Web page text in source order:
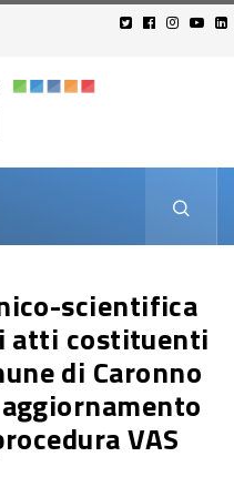
scientifica
atti costituenti
di Caronno
VAS